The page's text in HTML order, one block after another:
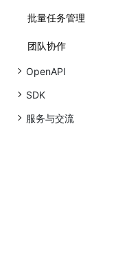
批量任务管理
团队协作
OpenAPI
SDK
服务与交流